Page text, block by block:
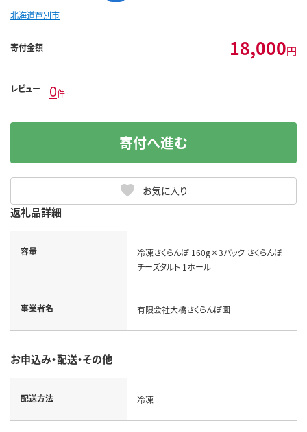
北海道芦別市
寄付金額 18,000円
レビュー 0件
お気に入り
寄付へ進む
返礼品詳細
容量
冷凍さくらんぼ 160g×3パック さくらんぼ
チーズタルト 1ホール
事業者名 有限会社大橋さくらんぼ園
お申込み・配送・その他
配送方法 冷凍